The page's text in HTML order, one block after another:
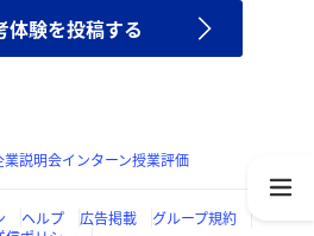
体験を投稿する
業説明会インターン授業評価
ヘルプ 広告掲載
グループ規約